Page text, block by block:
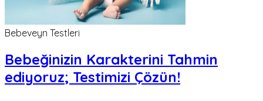
Bebeveyn Testleri
Bebeğinizin Karakterini Tahmin
ediyoruz; Testimizi Çözün!